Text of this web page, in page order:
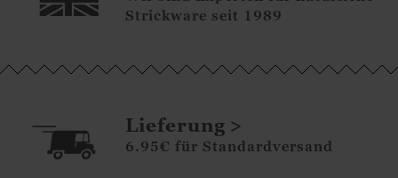
Strickware seit 1989
Lieferung
6.95€ für Standardversand